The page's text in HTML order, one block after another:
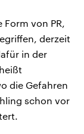
von PR,
derzeit
in der
die Gefahren
schon vor